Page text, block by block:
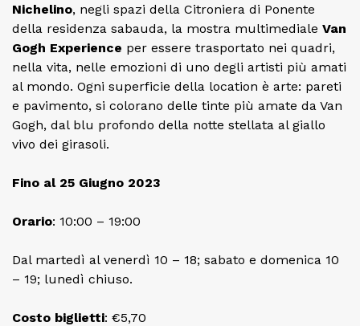
Nichelino, negli spazi della Citroniera di Ponente
della residenza sabauda, la mostra multimediale Van
Gogh Experience per essere trasportato nei quadri,
nella vita, nelle emozioni di uno degli artisti più amati
al mondo. Ogni superficie della location è arte: pareti
e pavimento, si colorano delle tinte più amate da Van
Gogh, dal blu profondo della notte stellata al giallo
vivo dei girasoli.
Fino al 25 Giugno 2023
Orario: 10:00 – 19:00
Dal martedì al venerdì 10 – 18; sabato e domenica 10
– 19; lunedì chiuso.
Costo biglietti: €5,70